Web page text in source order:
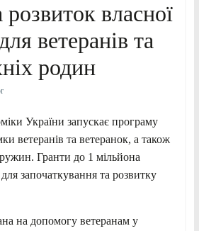
власної
ветеранів та
родин
України запускає програму
ветеранів та ветеранок, а також
Гранти до 1 мільйона
започаткування та розвитку
на допомогу ветеранам у